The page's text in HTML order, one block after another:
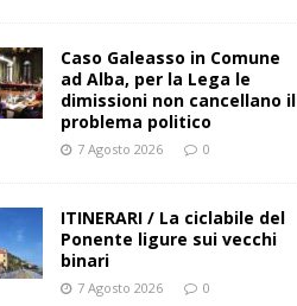
Caso Galeasso in Comune
ad Alba, per la Lega le
dimissioni non cancellano il
problema politico
7 Agosto 2026 0
ITINERARI / La ciclabile del
Ponente ligure sui vecchi
binari
7 Agosto 2026 0